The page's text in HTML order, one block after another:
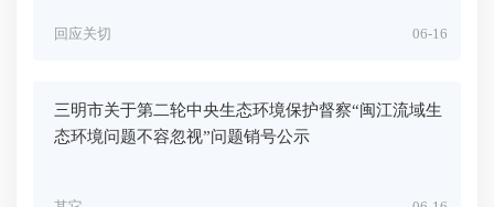
06-16
回应关切
三明市关于第二轮中央生态环境保护督察“闽江流域生
态环境问题不容忽视”问题销号公示